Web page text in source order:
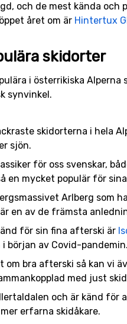
och de mest kända och
året om är Hintertux
skidorter
i österrikiska
synvinkel.
skidorterna i hela
sjön.
för oss svenskar,
en mycket populär för
Arlberg som
en av de främsta
för sin fina afterski är
början av Covid-pandemin.
bra afterski så kan vi
med just
och är känd för
erfarna skidåkare.